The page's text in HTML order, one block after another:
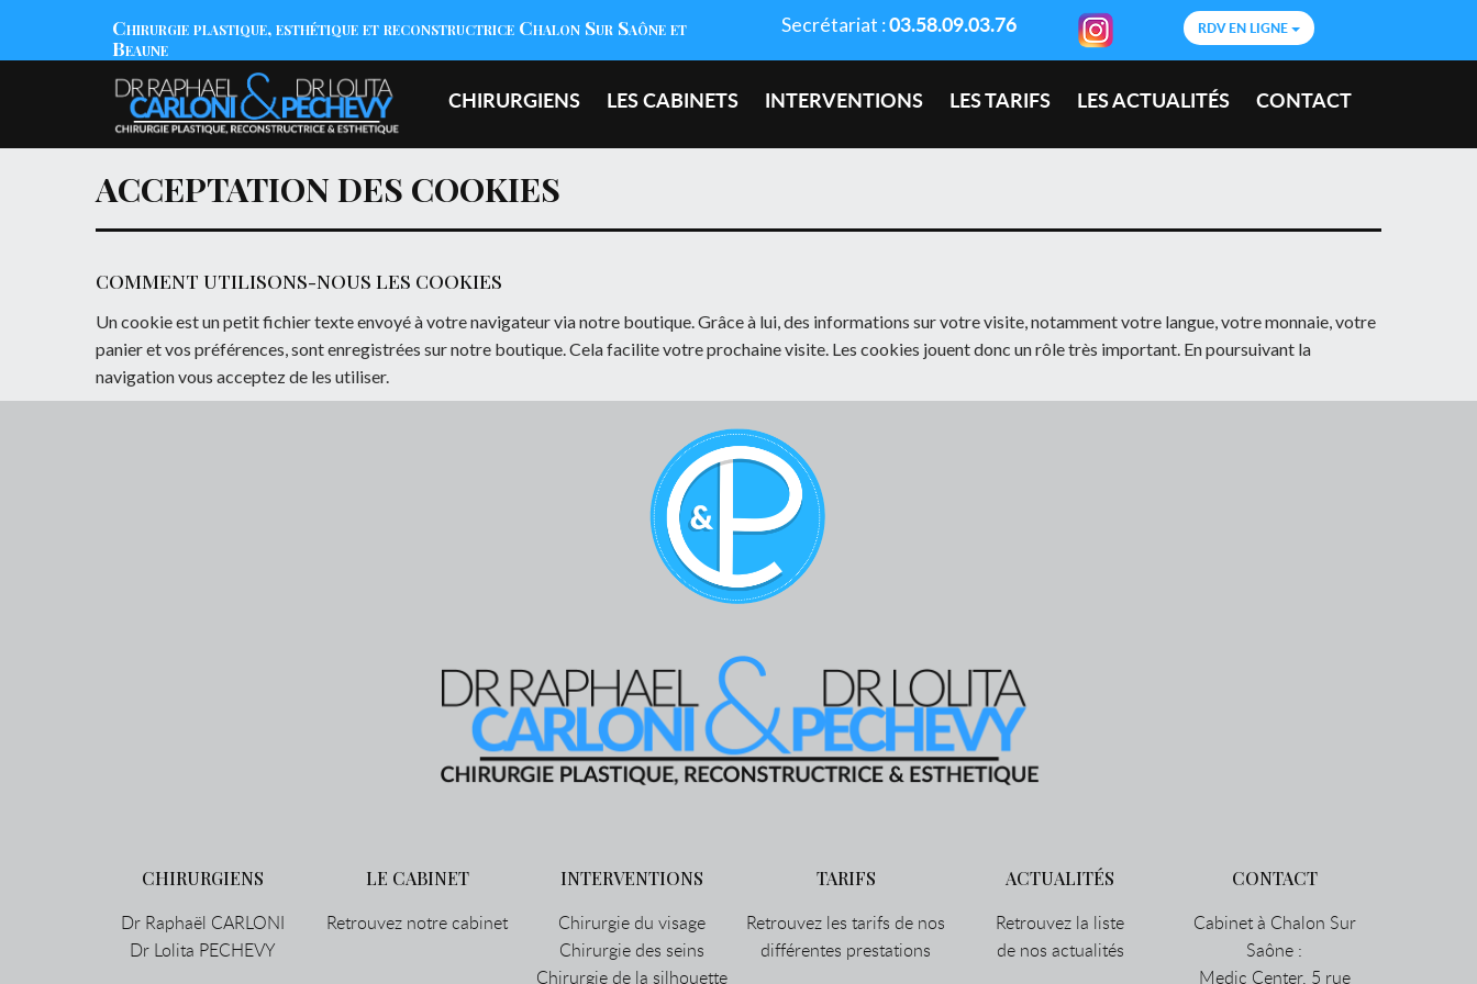
Chirurgie plastique, esthétique et reconstructrice Chalon Sur Saône et
Beaune
Secrétariat :03.58.09.03.76 RDV EN LIGNE
CHIRURGIENS LES CABINETS INTERVENTIONS LES TARIFS LES ACTUALITÉS CONTACT
POLITIQUE CONFIDENTIALITÉ
ACCEPTATION DES COOKIES
COMMENT UTILISONS-NOUS LES COOKIES
Un cookie est un petit fichier texte envoyé à votre navigateur via notre boutique. Grâce à lui, des informations sur votre visite, notamment votre langue, votre monnaie, votre
panier et vos préférences, sont enregistrées sur notre boutique. Cela facilite votre prochaine visite. Les cookies jouent donc un rôle très important. En poursuivant la
navigation vous acceptez de les utiliser.
CHIRURGIENS
Dr Raphaël CARLONI
Dr Lolita PECHEVY
LE CABINET
Retrouvez notre cabinet
INTERVENTIONS
Chirurgie du visage
Chirurgie des seins
Chirurgie de la silhouette
TARIFS
Retrouvez les tarifs de nos
différentes prestations
ACTUALITÉS
Retrouvez la liste
de nos actualités
CONTACT
Cabinet à Chalon Sur
Saône :
Medic Center, 5 rue